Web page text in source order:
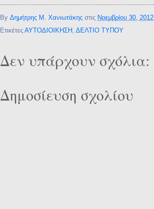
By Δημήτρης Μ. Χανιωτάκης στις Νοεμβρίου 30, 2012
Ετικέτες ΑΥΤΟΔΙΟΙΚΗΣΗ, ΔΕΛΤΙΟ ΤΥΠΟΥ
Δεν υπάρχουν σχόλια:
Δημοσίευση σχολίου